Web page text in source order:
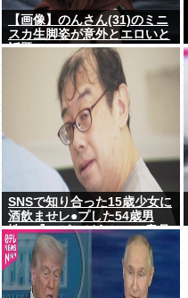
【画像】のんさん(31)のミニ
スカ生脚姿が意外とエロいと
話題
SNSで知り合った15歳少女に
酒飲ませレ●プした54歳男
性、『ハゲかどうか』で意見
が真っ二つに分かれる